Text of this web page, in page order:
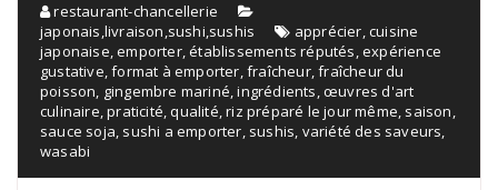
restaurant-chancellerie
japonais,livraison,sushi,sushis apprécier,cuisine
japonaise,emporter,établissements réputés,expérience
gustative,format à emporter,fraîcheur,fraîcheur du
poisson, gingembre mariné,ingrédients,œuvres d'art
culinaire,praticité,qualité,riz préparé le jour même, saison,
sauce soja, sushi a emporter, sushis, variété des saveurs,
wasabi